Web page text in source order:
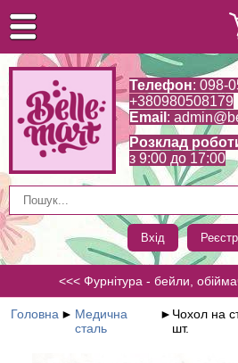
Телефон: 098-
+380980508179
Email :
Розклад
з 9:00 до 17:00
Вхід
<<< Фурнітура - бейли,
Головна ► Медична
сталь
► Чохол на
шт.